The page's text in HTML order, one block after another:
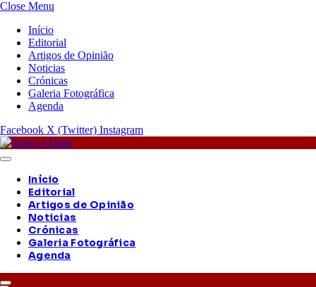
Close Menu
Início
Editorial
Artigos de Opinião
Noticias
Crónicas
Galeria Fotográfica
Agenda
Facebook X (Twitter) Instagram
Início
Editorial
Artigos de Opinião
Noticias
Crónicas
Galeria Fotográfica
Agenda